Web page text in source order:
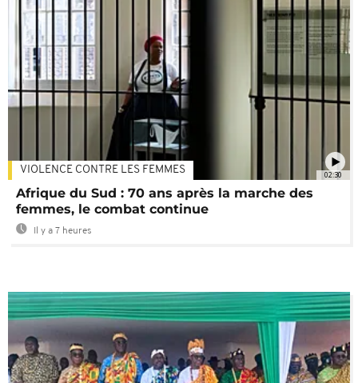
02:30
VIOLENCE CONTRE LES FEMMES
Afrique du Sud : 70 ans après la marche des
femmes, le combat continue
Il y a 7 heures